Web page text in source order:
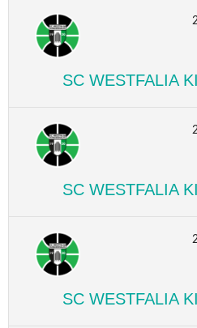
SC WESTFALIA
SC WESTFALIA
SC WESTFALIA